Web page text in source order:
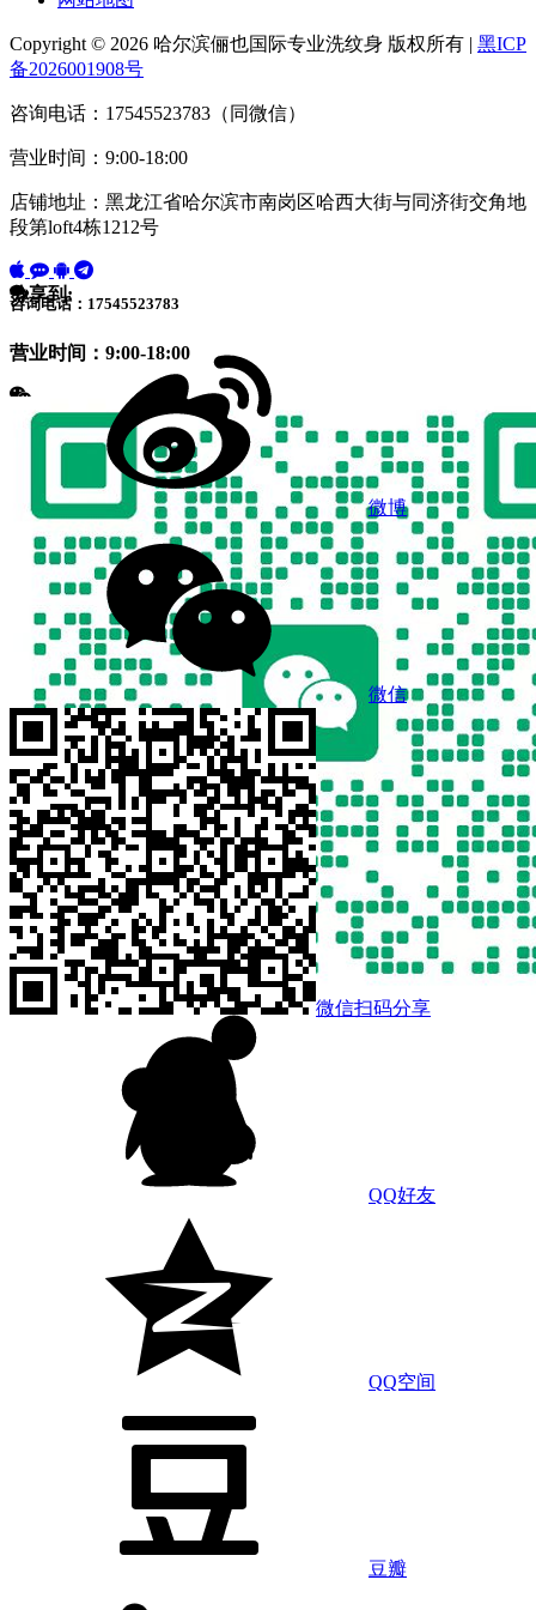
Copyright © 2026 哈尔滨俪也国际专业洗纹身 版权所有 | 黑ICP
备2026001908号
咨询电话：17545523783（同微信）
营业时间：9:00-18:00
店铺地址：黑龙江省哈尔滨市南岗区哈西大街与同济街交角地
段第loft4栋1212号
咨询电话：17545523783
营业时间：9:00-18:00
分享到:
微博
微信
微信扫码分享
QQ好友
QQ空间
豆瓣